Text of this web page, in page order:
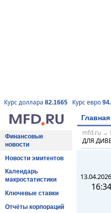
Курс доллара 82.1665 Курс евро
Главная
Финансовые
новости
Новости эмитентов
Календарь
макростатистики
Ключевые ставки
Отчёты корпораций
mfd.ru→
ДЛЯ
13.04.2026
16:34